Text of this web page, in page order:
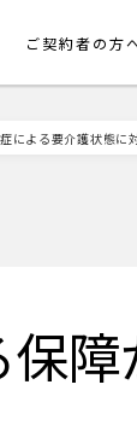
ご契約者の方
による要介護状態に